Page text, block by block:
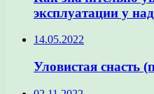
эксплуатации у
14.05.2022
Уловистая снасть